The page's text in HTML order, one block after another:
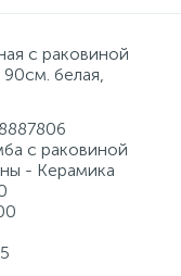
с раковиной
белая,
с раковиной
- Керамика